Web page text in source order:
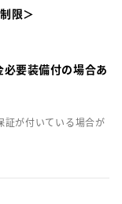
限＞
要装備付の場合あ
が付いている場合が